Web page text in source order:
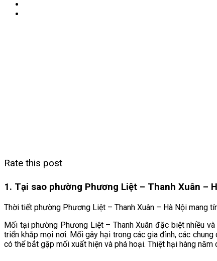
Rate this post
1. Tại sao phường Phương Liệt – Thanh Xuân –
Thời tiết phường Phương Liệt – Thanh Xuân – Hà Nội mang
Mối tại phường Phương Liệt – Thanh Xuân đặc biệt nhiều
triển khắp mọi nơi. Mối gây hại trong các gia đình, các
có thể bắt gặp mối xuất hiện và phá hoại. Thiệt hại hàng